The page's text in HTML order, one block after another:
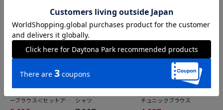
ーブラウス＜セットアッ
プ対応＞
シャツ
チュニックブラウス